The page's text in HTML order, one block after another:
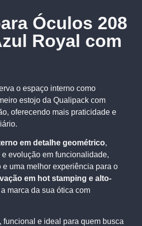
Óculos 208
Royal com
o espaço interno como
estojo da Qualipack com
oferecendo mais praticidade e
em detalhe geométrico,
e evolução em funcionalidade,
e uma melhor experiência para o
em hot stamping e alto-
marca da sua ótica com
funcional e ideal para quem busca